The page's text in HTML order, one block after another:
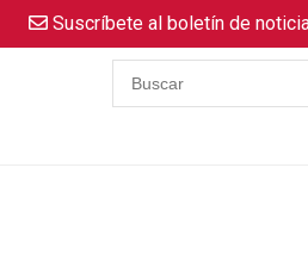
Suscríbete al boletín de